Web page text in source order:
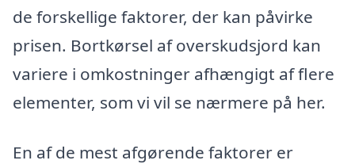
de forskellige faktorer, der kan påvirke
prisen. Bortkørsel af overskudsjord kan
variere i omkostninger afhængigt af flere
elementer, som vi vil se nærmere på her.
En af de mest afgørende faktorer er